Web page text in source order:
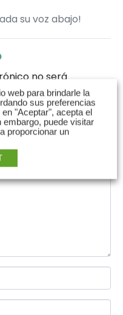
su voz abajo!
no será
están
web para brindarle la
sus preferencias
"Aceptar", acepta el
puede visitar
proporcionar un